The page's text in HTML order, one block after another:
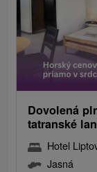
Dovolená
tatranské
Hotel
Jasná